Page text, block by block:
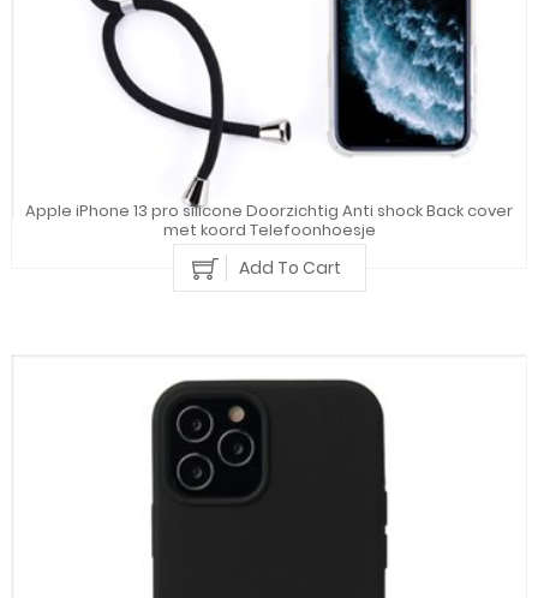
Apple iPhone 13 pro silicone Doorzichtig Anti shock Back cover
met koord Telefoonhoesje
Add To Cart